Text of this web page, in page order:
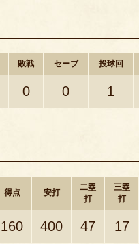
敗戦 セーブ 投球回
0 0 1
得点 安打
二塁
打
三塁
打
160 400 47 17